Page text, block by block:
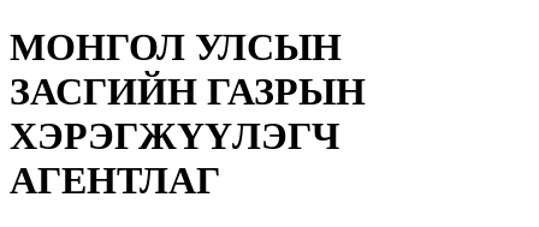
МОНГОЛ УЛСЫН
ЗАСГИЙН ГАЗРЫН
ХЭРЭГЖҮҮЛЭГЧ
АГЕНТЛАГ